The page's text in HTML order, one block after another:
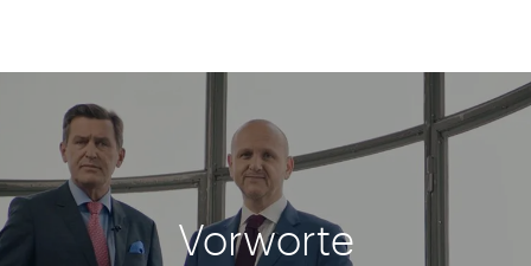
Vorworte